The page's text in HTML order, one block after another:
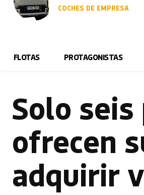
COCHES DE EMPRESA
FLOTAS PROTAGONISTAS
Solo
ofrecen
adquirir